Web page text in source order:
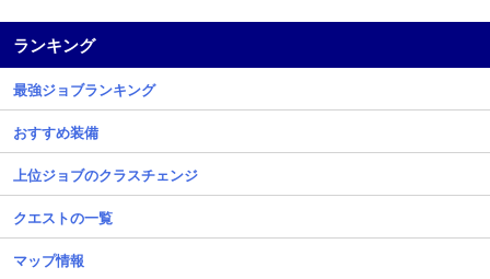
ランキング
最強ジョブランキング
おすすめ装備
上位ジョブのクラスチェンジ
クエストの一覧
マップ情報